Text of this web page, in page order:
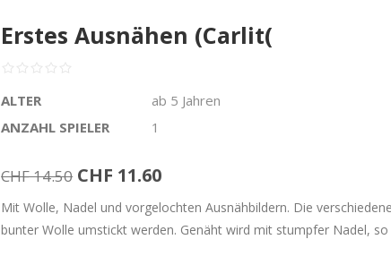
Erstes Ausnähen (Carlit(
ALTER
ab 5 Jahren
ANZAHL SPIELER
1
CHF 14.50 CHF 11.60
Mit Wolle, Nadel und vorgelochten Ausnähbildern. Die
bunter Wolle umstickt werden. Genäht wird mit stumpfer Nadel, so